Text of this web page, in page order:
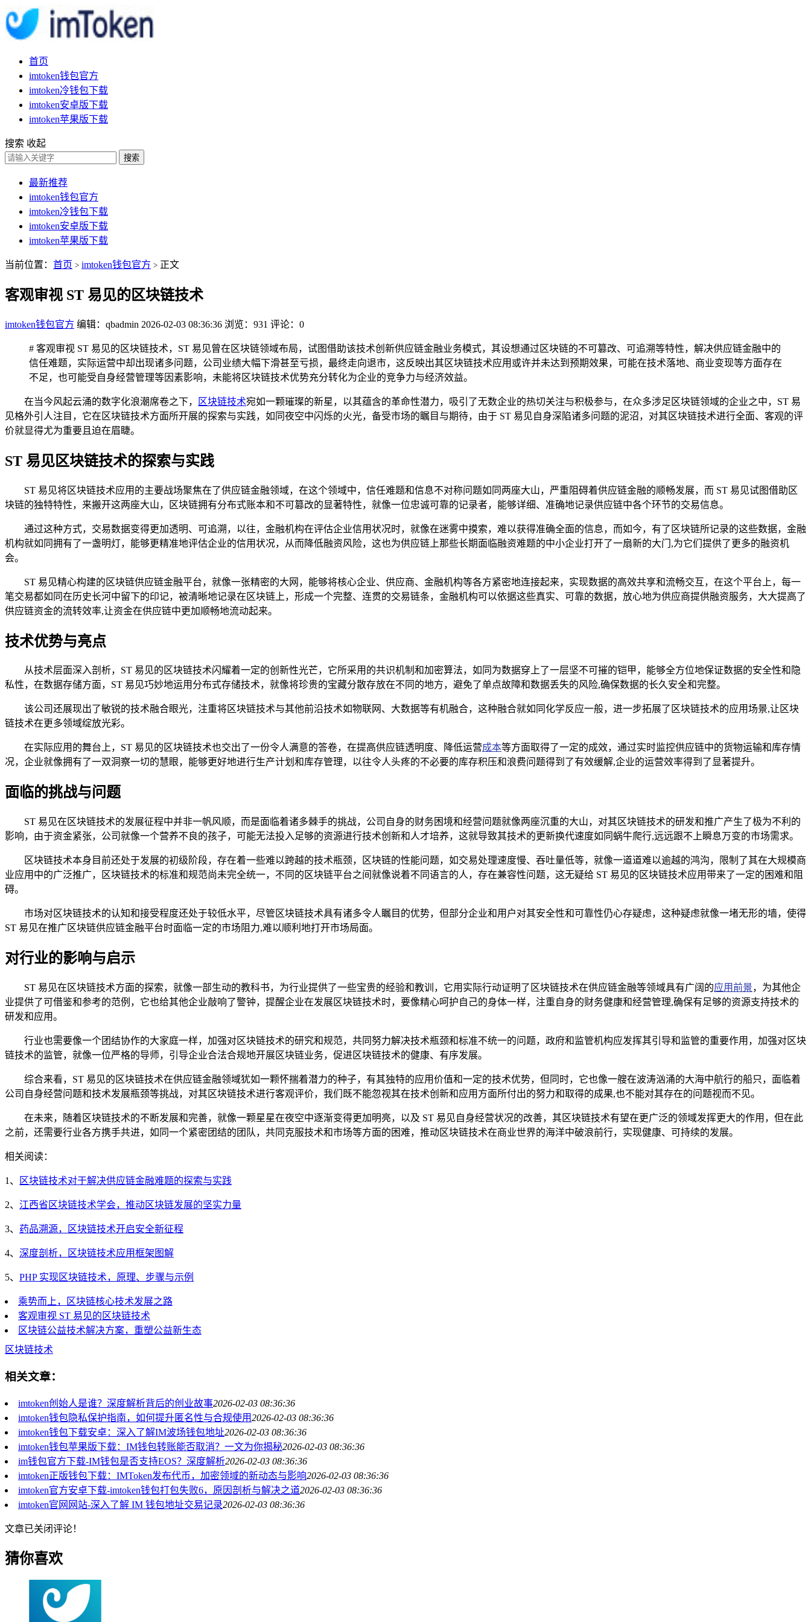
首页
imtoken钱包官方
imtoken冷钱包下载
imtoken安卓版下载
imtoken苹果版下载
搜索 收起
搜索
最新推荐
imtoken钱包官方
imtoken冷钱包下载
imtoken安卓版下载
imtoken苹果版下载
当前位置： 首页 > imtoken钱包官方 > 正文
客观审视 ST 易见的区块链技术
imtoken钱包官方 编辑：qbadmin 2026-02-03 08:36:36 浏览：931 评论：0
# 客观审视 ST 易见的区块链技术，ST 易见曾在区块链领域布局，试图借助该技术创新供应链金融业务模式，其设想通过区块链的不可篡改、可追溯等特性，解决供应链金融中的
信任难题，实际运营中却出现诸多问题，公司业绩大幅下滑甚至亏损，最终走向退市，这反映出其区块链技术应用或许并未达到预期效果，可能在技术落地、商业变现等方面存在
不足，也可能受自身经营管理等因素影响，未能将区块链技术优势充分转化为企业的竞争力与经济效益。
在当今风起云涌的数字化浪潮席卷之下， 区块链技术宛如一颗璀璨的新星，以其蕴含的革命性潜力，吸引了无数企业的热切关注与积极参与，在众多涉足区块链领域的企业之中，ST 易
见格外引人注目，它在区块链技术方面所开展的探索与实践，如同夜空中闪烁的火光，备受市场的瞩目与期待，由于 ST 易见自身深陷诸多问题的泥沼，对其区块链技术进行全面、客观的评
价就显得尤为重要且迫在眉睫。
ST 易见区块链技术的探索与实践
ST 易见将区块链技术应用的主要战场聚焦在了供应链金融领域，在这个领域中，信任难题和信息不对称问题如同两座大山，严重阻碍着供应链金融的顺畅发展，而 ST 易见试图借助区
块链的独特特性，来搬开这两座大山，区块链拥有分布式账本和不可篡改的显著特性，就像一位忠诚可靠的记录者，能够详细、准确地记录供应链中各个环节的交易信息。
通过这种方式，交易数据变得更加透明、可追溯，以往，金融机构在评估企业信用状况时，就像在迷雾中摸索，难以获得准确全面的信息，而如今，有了区块链所记录的这些数据，金融
机构就如同拥有了一盏明灯，能够更精准地评估企业的信用状况，从而降低融资风险，这也为供应链上那些长期面临融资难题的中小企业打开了一扇新的大门,为它们提供了更多的融资机
会。
ST 易见精心构建的区块链供应链金融平台，就像一张精密的大网，能够将核心企业、供应商、金融机构等各方紧密地连接起来，实现数据的高效共享和流畅交互，在这个平台上，每一
笔交易都如同在历史长河中留下的印记，被清晰地记录在区块链上，形成一个完整、连贯的交易链条，金融机构可以依据这些真实、可靠的数据，放心地为供应商提供融资服务，大大提高了
供应链资金的流转效率,让资金在供应链中更加顺畅地流动起来。
技术优势与亮点
从技术层面深入剖析，ST 易见的区块链技术闪耀着一定的创新性光芒，它所采用的共识机制和加密算法，如同为数据穿上了一层坚不可摧的铠甲，能够全方位地保证数据的安全性和隐
私性，在数据存储方面，ST 易见巧妙地运用分布式存储技术，就像将珍贵的宝藏分散存放在不同的地方，避免了单点故障和数据丢失的风险,确保数据的长久安全和完整。
该公司还展现出了敏锐的技术融合眼光，注重将区块链技术与其他前沿技术如物联网、大数据等有机融合，这种融合就如同化学反应一般，进一步拓展了区块链技术的应用场景,让区块
链技术在更多领域绽放光彩。
在实际应用的舞台上，ST 易见的区块链技术也交出了一份令人满意的答卷，在提高供应链透明度、降低运营成本等方面取得了一定的成效，通过实时监控供应链中的货物运输和库存情
况，企业就像拥有了一双洞察一切的慧眼，能够更好地进行生产计划和库存管理，以往令人头疼的不必要的库存积压和浪费问题得到了有效缓解,企业的运营效率得到了显著提升。
面临的挑战与问题
ST 易见在区块链技术的发展征程中并非一帆风顺，而是面临着诸多棘手的挑战，公司自身的财务困境和经营问题就像两座沉重的大山，对其区块链技术的研发和推广产生了极为不利的
影响，由于资金紧张，公司就像一个营养不良的孩子，可能无法投入足够的资源进行技术创新和人才培养，这就导致其技术的更新换代速度如同蜗牛爬行,远远跟不上瞬息万变的市场需求。
区块链技术本身目前还处于发展的初级阶段，存在着一些难以跨越的技术瓶颈，区块链的性能问题，如交易处理速度慢、吞吐量低等，就像一道道难以逾越的鸿沟，限制了其在大规模商
业应用中的广泛推广，区块链技术的标准和规范尚未完全统一，不同的区块链平台之间就像说着不同语言的人，存在兼容性问题，这无疑给 ST 易见的区块链技术应用带来了一定的困难和阻
碍。
市场对区块链技术的认知和接受程度还处于较低水平，尽管区块链技术具有诸多令人瞩目的优势，但部分企业和用户对其安全性和可靠性仍心存疑虑，这种疑虑就像一堵无形的墙，使得
ST 易见在推广区块链供应链金融平台时面临一定的市场阻力,难以顺利地打开市场局面。
对行业的影响与启示
ST 易见在区块链技术方面的探索，就像一部生动的教科书，为行业提供了一些宝贵的经验和教训，它用实际行动证明了区块链技术在供应链金融等领域具有广阔的应用前景，为其他企
业提供了可借鉴和参考的范例，它也给其他企业敲响了警钟，提醒企业在发展区块链技术时，要像精心呵护自己的身体一样，注重自身的财务健康和经营管理,确保有足够的资源支持技术的
研发和应用。
行业也需要像一个团结协作的大家庭一样，加强对区块链技术的研究和规范，共同努力解决技术瓶颈和标准不统一的问题，政府和监管机构应发挥其引导和监管的重要作用，加强对区块
链技术的监管，就像一位严格的导师，引导企业合法合规地开展区块链业务，促进区块链技术的健康、有序发展。
综合来看，ST 易见的区块链技术在供应链金融领域犹如一颗怀揣着潜力的种子，有其独特的应用价值和一定的技术优势，但同时，它也像一艘在波涛汹涌的大海中航行的船只，面临着
公司自身经营问题和技术发展瓶颈等挑战，对其区块链技术进行客观评价，我们既不能忽视其在技术创新和应用方面所付出的努力和取得的成果,也不能对其存在的问题视而不见。
在未来，随着区块链技术的不断发展和完善，就像一颗星星在夜空中逐渐变得更加明亮，以及 ST 易见自身经营状况的改善，其区块链技术有望在更广泛的领域发挥更大的作用，但在此
之前，还需要行业各方携手共进，如同一个紧密团结的团队，共同克服技术和市场等方面的困难，推动区块链技术在商业世界的海洋中破浪前行，实现健康、可持续的发展。
相关阅读：
1、 区块链技术对于解决供应链金融难题的探索与实践
2、 江西省区块链技术学会，推动区块链发展的坚实力量
3、 药品溯源，区块链技术开启安全新征程
4、 深度剖析，区块链技术应用框架图解
5、 PHP 实现区块链技术，原理、步骤与示例
乘势而上，区块链核心技术发展之路
客观审视 ST 易见的区块链技术
区块链公益技术解决方案，重塑公益新生态
区块链技术
相关文章：
imtoken创始人是谁？深度解析背后的创业故事2026-02-03 08:36:36
imtoken钱包隐私保护指南，如何提升匿名性与合规使用2026-02-03 08:36:36
imtoken钱包下载安卓：深入了解IM波场钱包地址2026-02-03 08:36:36
imtoken钱包苹果版下载：IM钱包转账能否取消？一文为你揭秘2026-02-03 08:36:36
im钱包官方下载-IM钱包是否支持EOS？深度解析2026-02-03 08:36:36
imtoken正版钱包下载：IMToken发布代币，加密领域的新动态与影响2026-02-03 08:36:36
imtoken官方安卓下载-imtoken钱包打包失败6，原因剖析与解决之道2026-02-03 08:36:36
imtoken官网网站-深入了解 IM 钱包地址交易记录2026-02-03 08:36:36
文章已关闭评论！
猜你喜欢